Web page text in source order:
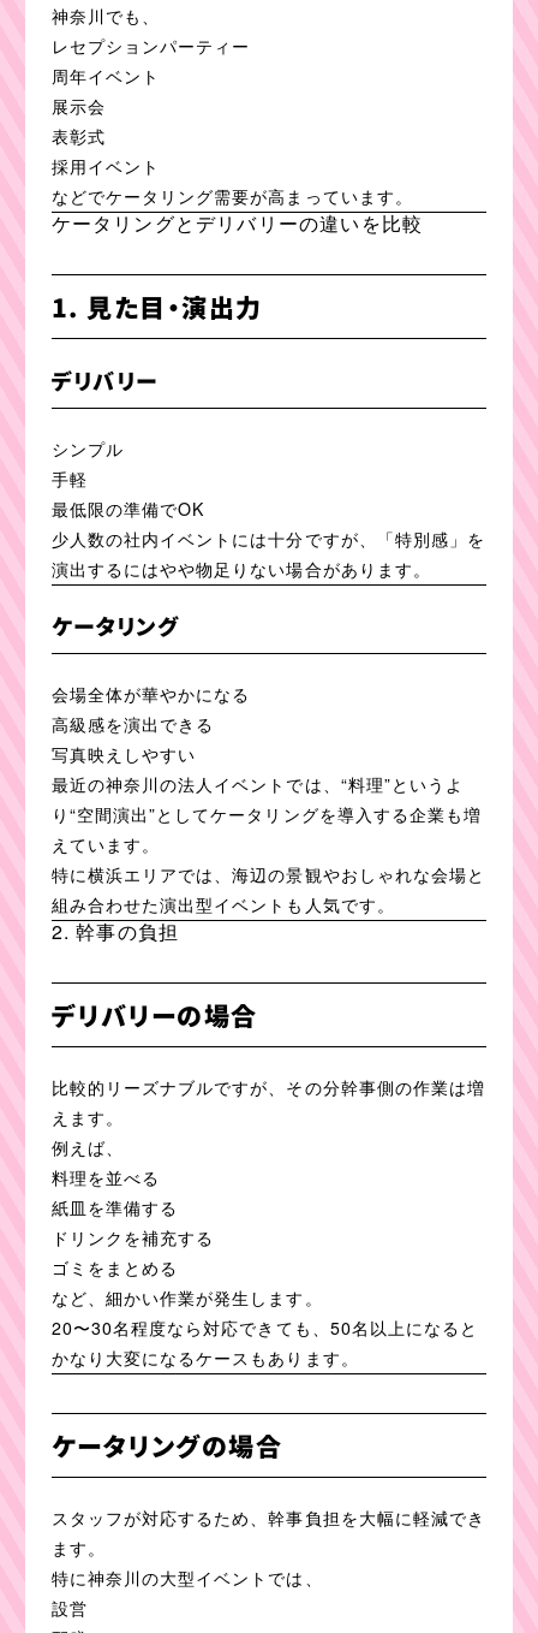
神奈川でも、
レセプションパーティー
周年イベント
展示会
表彰式
採用イベント
などでケータリング需要が高まっています。
ケータリングとデリバリーの違いを比較
1. 見た目・演出力
デリバリー
シンプル
手軽
最低限の準備でOK
少人数の社内イベントには十分ですが、「特別感」を
演出するにはやや物足りない場合があります。
ケータリング
会場全体が華やかになる
高級感を演出できる
写真映えしやすい
最近の神奈川の法人イベントでは、“料理”というよ
り“空間演出”としてケータリングを導入する企業も増
えています。
特に横浜エリアでは、海辺の景観やおしゃれな会場と
組み合わせた演出型イベントも人気です。
2. 幹事の負担
デリバリーの場合
比較的リーズナブルですが、その分幹事側の作業は増
えます。
例えば、
料理を並べる
紙皿を準備する
ドリンクを補充する
ゴミをまとめる
など、細かい作業が発生します。
20〜30名程度なら対応できても、50名以上になると
かなり大変になるケースもあります。
ケータリングの場合
スタッフが対応するため、幹事負担を大幅に軽減でき
ます。
特に神奈川の大型イベントでは、
設営